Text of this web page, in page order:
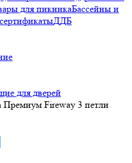
для пикникаБассейны и
ДДБ
для дверей
Премиум Fireway 3 петли